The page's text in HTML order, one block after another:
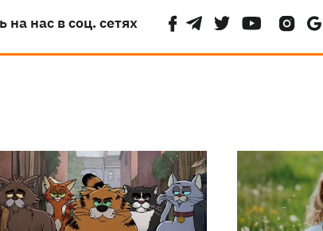
нас в соц. сетях